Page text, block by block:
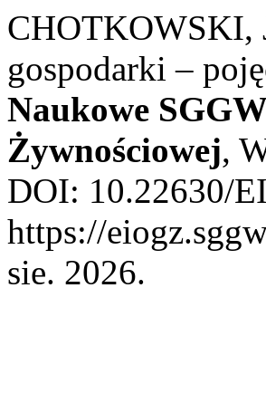
CHOTKOWSKI,
gospodarki –
Naukowe
Żywnościowej,
DOI: 10.22630/
https://
sie. 2026.